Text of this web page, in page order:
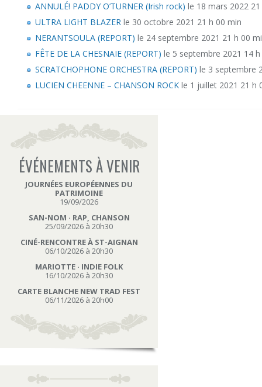
ANNULÉ! PADDY O’TURNER (Irish rock) le 18 mars 2022
ULTRA LIGHT BLAZER le 30 octobre 2021 21 h 00 min
NERANTSOULA (REPORT) le 24 septembre 2021 21 h 00
FÊTE DE LA CHESNAIE (REPORT) le 5 septembre 2021 14
SCRATCHOPHONE ORCHESTRA (REPORT) le 3 septembre
LUCIEN CHEENNE – CHANSON ROCK le 1 juillet 2021 21 h
ÉVÉNEMENTS À VENIR
JOURNÉES EUROPÉENNES DU
PATRIMOINE
19/09/2026
SAN-NOM · RAP, CHANSON
25/09/2026 à 20h30
CINÉ-RENCONTRE À ST-AIGNAN
06/10/2026 à 20h30
MARIOTTE · INDIE FOLK
16/10/2026 à 20h30
CARTE BLANCHE NEW TRAD FEST
06/11/2026 à 20h00